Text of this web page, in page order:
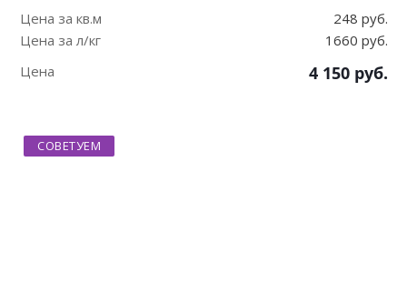
Цена за кв.м
248 руб.
Цена за л/кг
1660 руб.
Цена
4 150 руб.
СОВЕТУЕМ